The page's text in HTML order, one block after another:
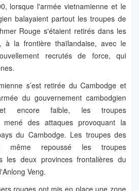
lorsque l'armée vietnamienne et le
balayaient partout les troupes de
Rouge s'étaient retirés dans les
, à la frontière thaïlandaise, avec le
recrutés de force, qui
s’est retirée du Cambodge et
du gouvernement cambodgien
encore faible, les troupes
des attaques provoquant la
du Cambodge. Les troupes des
même repoussé les troupes
les deux provinces frontalières du
Veng.